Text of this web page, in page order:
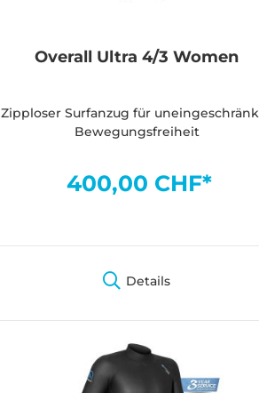
Overall Ultra 4/3 Women
Zipploser Surfanzug für
Bewegungsfreiheit
400,00 CHF*
Details